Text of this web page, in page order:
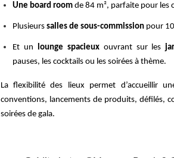
Une board room de 84 m², parfaite pour les
Plusieurssalles de sous-commission pour
Et un lounge spacieuxouvrant sur les
pauses, les cocktails ou les soirées à thème.
La flexibilité des lieux permet d’accueillir
conventions, lancements de produits, défilés,
soirées de gala.